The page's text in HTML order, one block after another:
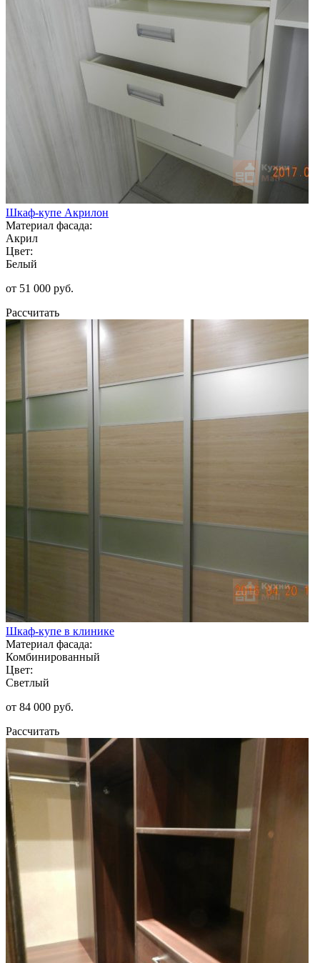
Шкаф-купе Акрилон
Материал фасада:
Акрил
Цвет:
Белый
от 51 000 руб.
Рассчитать
Шкаф-купе в клинике
Материал фасада:
Комбинированный
Цвет:
Светлый
от 84 000 руб.
Рассчитать